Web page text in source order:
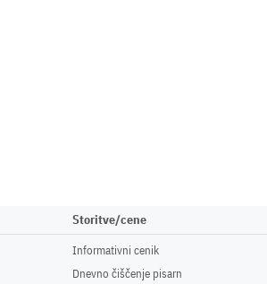
Storitve/cene
Informativni cenik
Dnevno čiščenje pisarn